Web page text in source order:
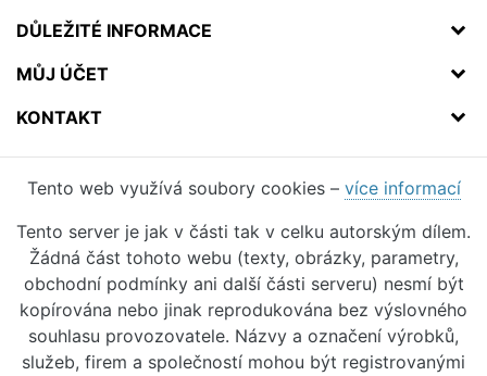
DŮLEŽITÉ INFORMACE
MŮJ ÚČET
KONTAKT
Tento web využívá soubory cookies – více informací
Tento server je jak v části tak v celku autorským dílem.
Žádná část tohoto webu (texty, obrázky, parametry,
obchodní podmínky ani další části serveru) nesmí být
kopírována nebo jinak reprodukována bez výslovného
souhlasu provozovatele. Názvy a označení výrobků,
služeb, firem a společností mohou být registrovanými